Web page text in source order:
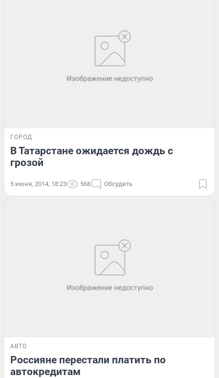
ГОРОД
В Татарстане ожидается дождь с
грозой
5 июня, 2014, 18:23 568 Обсудить
АВТО
Россияне перестали платить по
автокредитам